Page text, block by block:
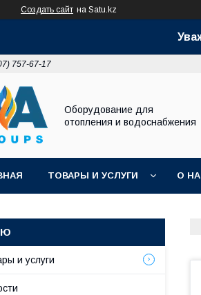
Создать сайт на Satu.kz
757-67-17
Оборудование для
отопления и водоснабжения
ТОВАРЫ И УСЛУГИ О
и услуги